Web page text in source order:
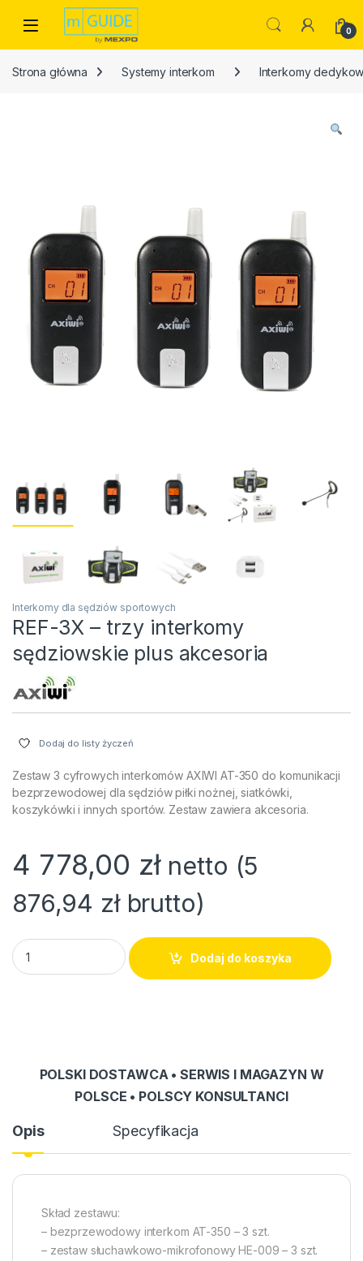
Skip to navigation
Skip to content
Open 0
Strona główna Systemy interkom Interkomy
Interkomy dla sędziów sportowych
REF-3X – trzy interkomy
sędziowskie plus akcesoria
Dodaj do listy życzeń
Zestaw 3 cyfrowych interkomów AXIWI AT-350 do komunikacji
bezprzewodowej dla sędziów piłki nożnej, siatkówki,
koszykówki i innych sportów. Zestaw zawiera akcesoria.
4 778,00 zł netto (5
876,94 złbrutto)
REF-3X - trzy interkomy sędziowskie plus akcesoria quantity
Dodaj do koszyka
POLSKI DOSTAWCA • SERWIS I MAGAZYN W
POLSCE • POLSCY KONSULTANCI
Opis Specyfikacja
Skład zestawu:
– bezprzewodowy interkom AT-350 – 3 szt.
– zestaw słuchawkowo-mikrofonowy HE-009 – 3 szt.